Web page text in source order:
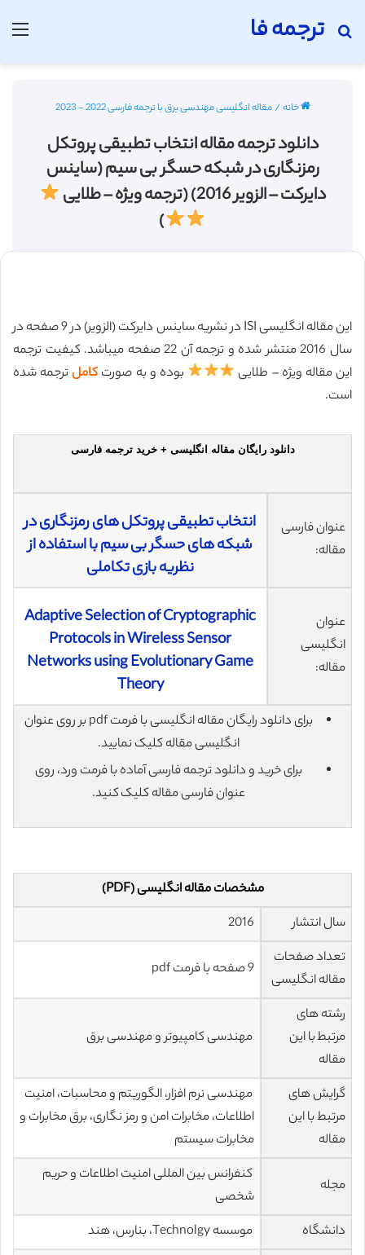
ترجمه فا
جستجو برای
خانه/مقاله انگلیسی مهندسی برق با ترجمه فارسی 2022 - 2023
دانلود ترجمه مقاله انتخاب تطبیقی پروتکل
رمزنگاری در شبکه حسگر بی سیم (ساینس
دایرکت – الزویر 2016) (ترجمه ویژه – طلایی
)
این مقاله انگلیسی ISI در نشریه ساینس دایرکت (الزویر) در 9 صفحه در
سال 2016 منتشر شده و ترجمه آن 22 صفحه میباشد. کیفیت ترجمه
این مقاله ویژه – طلایی
بوده و به صورت کاملترجمه شده
است.
دانلود رایگان مقاله انگلیسی + خرید ترجمه فارسی
عنوان فارسی
مقاله:
انتخاب تطبیقی پروتکل های رمزنگاری در
شبکه های حسگر بی سیم با استفاده از
نظریه بازی تکاملی
عنوان
انگلیسی
مقاله:
Adaptive Selection of Cryptographic
Protocols in Wireless Sensor
Networks using Evolutionary Game
Theory
برای دانلود رایگان مقاله انگلیسی با فرمت pdf بر روی عنوان
انگلیسی مقاله کلیک نمایید.
برای خرید و دانلود ترجمه فارسی آماده با فرمت ورد، روی
عنوان فارسی مقاله کلیک کنید.
مشخصات مقاله انگلیسی (PDF)
سال انتشار
2016
تعداد صفحات
مقاله انگلیسی
9 صفحه با فرمت pdf
رشته های
مرتبط با این
مقاله
مهندسی کامپیوتر و مهندسی برق
گرایش های
مرتبط با این
مقاله
مهندسی نرم افزار، الگوریتم و محاسبات، امنیت
اطلاعات، مخابرات امن و رمز نگاری، برق مخابرات و
مخابرات سیستم
مجله
کنفرانس بین المللی امنیت اطلاعات و حریم
شخصی
دانشگاه
موسسه Technolgy، بنارس، هند